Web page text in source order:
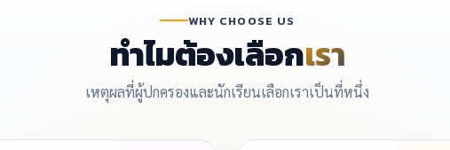
WHY CHOOSE US
ทำไมต้องเลือกเรา
เหตุผลที่ผู้ปกครองและนักเรียนเลือกเราเป็นที่หนึ่ง